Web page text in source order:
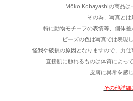
Môko Kobayashiの商品は
その為、写真とは
特に動物モチーフの表情等、個体
ビーズの色は写真では表現
怪我や破損の原因となりますので、力
直接肌に触れるものは体質によっ
皮膚に異常を感
その他詳細